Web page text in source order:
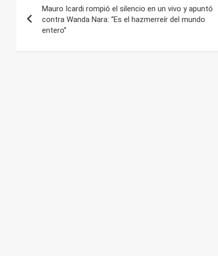
de
Mauro Icardi rompió el silencio en un vivo y apuntó
contra Wanda Nara: “Es el hazmerreír del mundo
entero”